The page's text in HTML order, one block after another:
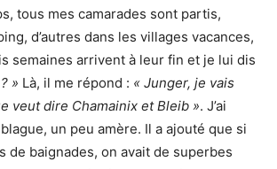
tous mes camarades sont partis,
d’autres dans les villages vacances,
semaines arrivent à leur fin et je lui dis
» Là, il me répond : « Junger, je vais
veut dire Chamainix et Bleib ». J’ai
un peu amère. Il a ajouté que si
de baignades, on avait de superbes